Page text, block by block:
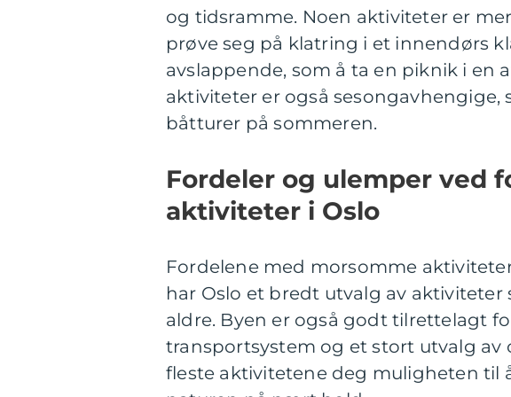
og tidsramme. Noen aktiviteter er
prøve seg på klatring i et innendørs
avslappende, som å ta en piknik i en
aktiviteter er også
båtturer på sommeren.
Fordeler og ulemper ved
aktiviteter i Oslo
Fordelene med morsomme
har Oslo et bredt utvalg av aktiviteter
aldre. Byen er også godt tilrettelagt
transportsystem og et stort utvalg av
fleste aktivitetene deg muligheten til